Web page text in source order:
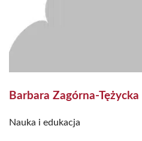
Barbara Zagórna-Tężycka
Nauka i edukacja